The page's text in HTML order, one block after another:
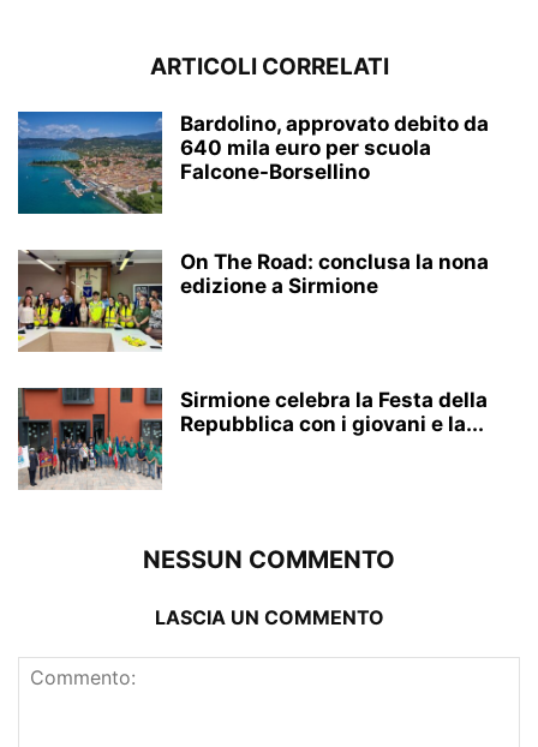
ARTICOLI CORRELATI
Bardolino, approvato debito da
640 mila euro per scuola
Falcone-Borsellino
On The Road: conclusa la nona
edizione a Sirmione
Sirmione celebra la Festa della
Repubblica con i giovani e la...
NESSUN COMMENTO
LASCIA UN COMMENTO